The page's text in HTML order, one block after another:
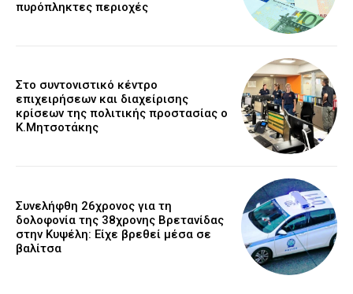
πυρόπληκτες περιοχές
Στο συντονιστικό κέντρο
επιχειρήσεων και διαχείρισης
κρίσεων της πολιτικής προστασίας ο
Κ.Μητσοτάκης
Συνελήφθη 26χρονος για τη
δολοφονία της 38χρονης Βρετανίδας
στην Κυψέλη: Είχε βρεθεί μέσα σε
βαλίτσα